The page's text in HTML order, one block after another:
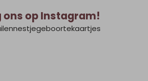
ons op Instagram!